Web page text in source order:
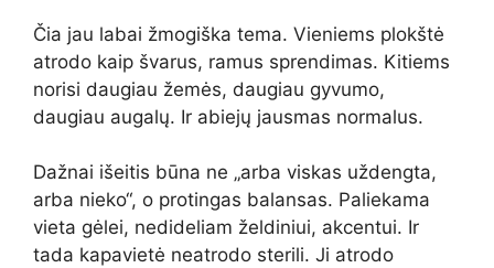
Čia jau labai žmogiška tema. Vieniems plokštė
atrodo kaip švarus, ramus sprendimas. Kitiems
norisi daugiau žemės, daugiau gyvumo,
daugiau augalų. Ir abiejų jausmas normalus.
Dažnai išeitis būna ne „arba viskas uždengta,
arba nieko“, o protingas balansas. Paliekama
vieta gėlei, nedideliam želdiniui, akcentui. Ir
tada kapavietė neatrodo sterili. Ji atrodo